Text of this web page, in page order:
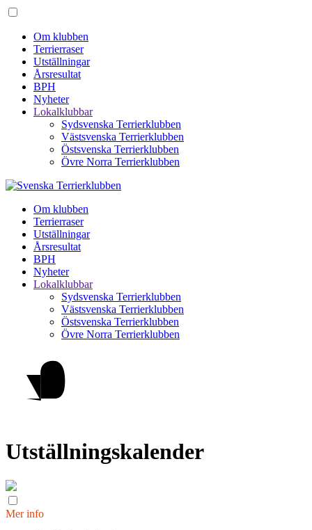
Om klubben
Terrierraser
Utställningar
Årsresultat
BPH
Nyheter
Lokalklubbar
Sydsvenska Terrierklubben
Västsvenska Terrierklubben
Östsvenska Terrierklubben
Övre Norra Terrierklubben
Om klubben
Terrierraser
Utställningar
Årsresultat
BPH
Nyheter
Lokalklubbar
Sydsvenska Terrierklubben
Västsvenska Terrierklubben
Östsvenska Terrierklubben
Övre Norra Terrierklubben
Utställningskalender
Mer info